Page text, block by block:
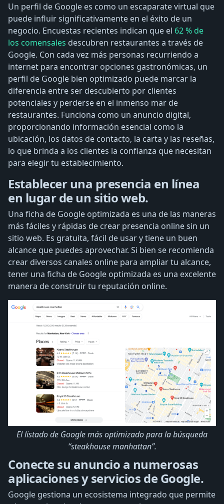
Un perfil de Google es como un escaparate virtual que
puede influir significativamente en el éxito de un
negocio. Encuestas recientes indican que el 62 % de
los comensales descubren restaurantes a través de
Google. Con cada vez más personas recurriendo a
internet para encontrar opciones gastronómicas, un
perfil de Google bien optimizado puede marcar la
diferencia entre ser descubierto por clientes
potenciales y perderse en el inmenso mar de
restaurantes. Funciona como un anuncio digital,
proporcionando información esencial como la
ubicación, los datos de contacto, la carta y las reseñas,
lo que brinda a los clientes la confianza que necesitan
para elegir tu establecimiento.
Establecer una presencia en línea
en lugar de un sitio web.
Una ficha de Google optimizada es una de las maneras
más fáciles y rápidas de crear presencia online sin un
sitio web. Es gratuita, fácil de usar y tiene un buen
alcance que puedes aprovechar. Si bien se recomienda
crear diversos canales online para ampliar tu alcance,
tener una ficha de Google optimizada es una excelente
manera de construir tu reputación online.
El listado de Google más optimizado para la búsqueda
“steakhouse manhattan”.
Conecte su anuncio a numerosas
aplicaciones y servicios de Google.
Google gestiona un ecosistema integrado que permite